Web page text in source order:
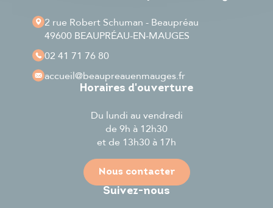
2 rue Robert Schuman - Beaupréau
49600 BEAUPRÉAU-EN-MAUGES
02 41 71 76 80
accueil@beaupreauenmauges.fr
Horaires d'ouverture
Du lundi au vendredi
de 9h à 12h30
et de 13h30 à 17h
Nous contacter
Suivez-nous